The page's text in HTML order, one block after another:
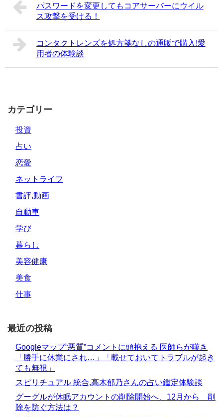
パスワードを変更してもコアサーバーにウイル
ス攻撃を受ける！
コンタクトレンズを処方箋なしの通販で購入!愛
用者の体験談
カテゴリー
投資
占い
恋愛
ネットライフ
書評,動画
自動車
学び
暮らし
美容健康
美食
仕事
最近の投稿
Googleマップ“悪質”コメントに頭抱える 医師らが嘆き
「勝手に休業にされ…」「載せておいてトラブルが起き
ても無視」
スピリチュアル 統合,高木郁乃さんの占い鑑定体験談
グーグルが休眠アカウントの削除開始へ、12月から 削
除を防ぐ方法は？